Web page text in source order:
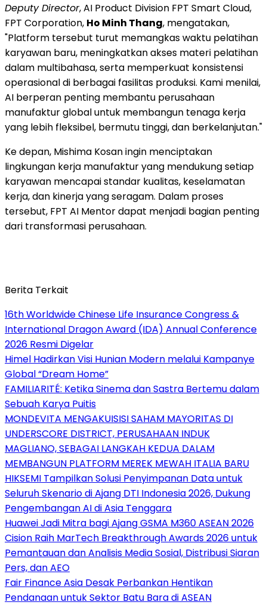
Deputy Director, AI Product Division FPT Smart Cloud,
FPT Corporation, Ho Minh Thang, mengatakan,
"Platform tersebut turut memangkas waktu pelatihan
karyawan baru, meningkatkan akses materi pelatihan
dalam multibahasa, serta memperkuat konsistensi
operasional di berbagai fasilitas produksi. Kami menilai,
AI berperan penting membantu perusahaan
manufaktur global untuk membangun tenaga kerja
yang lebih fleksibel, bermutu tinggi, dan berkelanjutan."
Ke depan, Mishima Kosan ingin menciptakan
lingkungan kerja manufaktur yang mendukung setiap
karyawan mencapai standar kualitas, keselamatan
kerja, dan kinerja yang seragam. Dalam proses
tersebut, FPT AI Mentor dapat menjadi bagian penting
dari transformasi perusahaan.
Berita Terkait
16th Worldwide Chinese Life Insurance Congress &
International Dragon Award (IDA) Annual Conference
2026 Resmi Digelar
Himel Hadirkan Visi Hunian Modern melalui Kampanye
Global “Dream Home”
FAMILIARITÉ: Ketika Sinema dan Sastra Bertemu dalam
Sebuah Karya Puitis
MONDEVITA MENGAKUISISI SAHAM MAYORITAS DI
UNDERSCORE DISTRICT, PERUSAHAAN INDUK
MAGLIANO, SEBAGAI LANGKAH KEDUA DALAM
MEMBANGUN PLATFORM MEREK MEWAH ITALIA BARU
HIKSEMI Tampilkan Solusi Penyimpanan Data untuk
Seluruh Skenario di Ajang DTI Indonesia 2026, Dukung
Pengembangan AI di Asia Tenggara
Huawei Jadi Mitra bagi Ajang GSMA M360 ASEAN 2026
Cision Raih MarTech Breakthrough Awards 2026 untuk
Pemantauan dan Analisis Media Sosial, Distribusi Siaran
Pers, dan AEO
Fair Finance Asia Desak Perbankan Hentikan
Pendanaan untuk Sektor Batu Bara di ASEAN